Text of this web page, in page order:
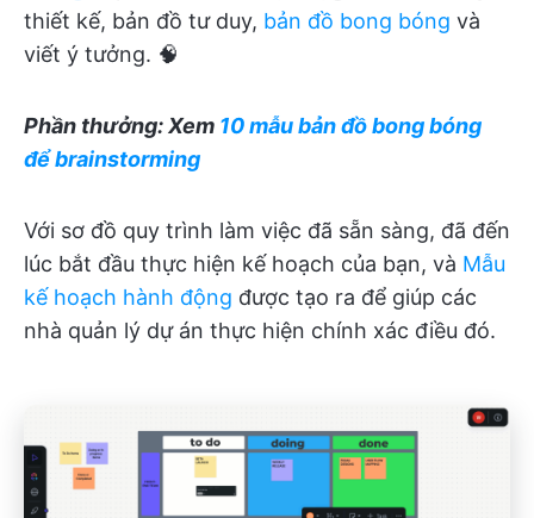
thiết kế, bản đồ tư duy, bản đồ bong bóng và
viết ý tưởng. 🧠
Phần thưởng: Xem 10 mẫu bản đồ bong bóng
để brainstorming
Với sơ đồ quy trình làm việc đã sẵn sàng, đã đến
lúc bắt đầu thực hiện kế hoạch của bạn, và Mẫu
kế hoạch hành động được tạo ra để giúp các
nhà quản lý dự án thực hiện chính xác điều đó.